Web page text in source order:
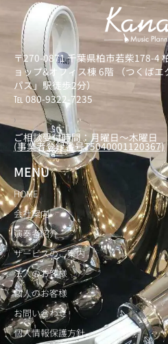
〒270-0871 千葉県柏市若柴178-4
ョップ&オフィス棟 6階 （つくば
パス」駅徒歩2分）
℡ 080-9322-7235
）
ご相談受付時間：月曜日～木曜日
(事業者登録番号T5040001120367)
MENU
HOME
会社案内
演奏者紹介
サービスのご案内
法人のお客様
個人のお客様
お問い合わせ
個人情報保護方針